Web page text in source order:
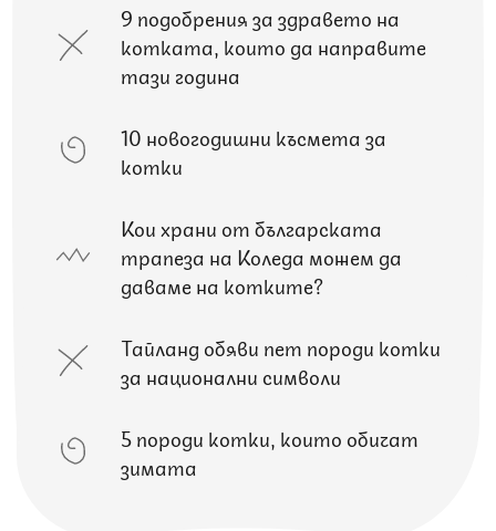
9 подобрения за здравето на
котката, които да направите
тази година
10 новогодишни късмета за
котки
Кои храни от българската
трапеза на Коледа можем да
даваме на котките?
Тайланд обяви пет породи котки
за национални символи
5 породи котки, които обичат
зимата